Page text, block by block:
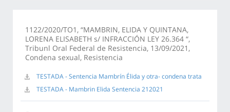
1122/2020/TO1, “MAMBRIN, ELIDA Y QUINTANA,
LORENA ELISABETH s/ INFRACCIÓN LEY 26.364 “,
Tribunl Oral Federal de Resistencia, 13/09/2021,
Condena sexual, Resistencia
TESTADA - Sentencia Mambrín Élida y otra- condena trata
TESTADA - Mambrin Elida Sentencia 212021